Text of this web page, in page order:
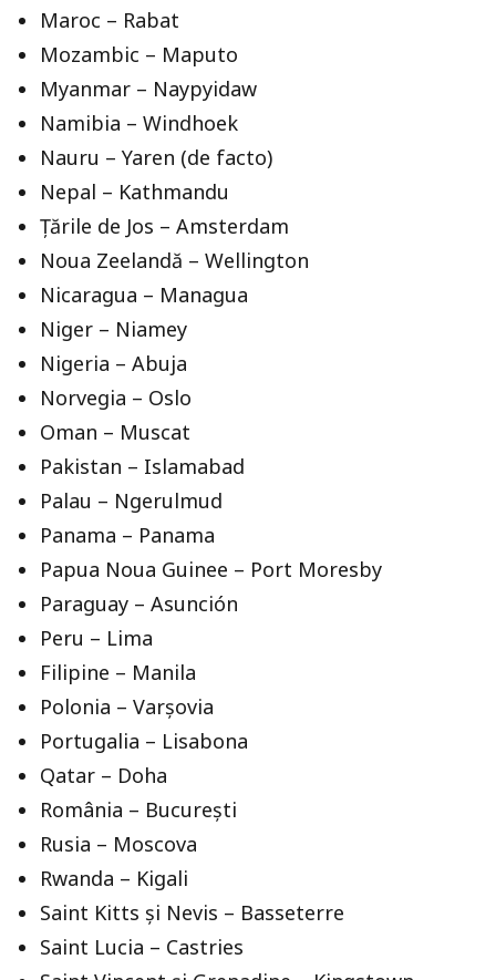
Maroc – Rabat
Mozambic – Maputo
Myanmar – Naypyidaw
Namibia – Windhoek
Nauru – Yaren (de facto)
Nepal – Kathmandu
Țările de Jos – Amsterdam
Noua Zeelandă – Wellington
Nicaragua – Managua
Niger – Niamey
Nigeria – Abuja
Norvegia – Oslo
Oman – Muscat
Pakistan – Islamabad
Palau – Ngerulmud
Panama – Panama
Papua Noua Guinee – Port Moresby
Paraguay – Asunción
Peru – Lima
Filipine – Manila
Polonia – Varșovia
Portugalia – Lisabona
Qatar – Doha
România – București
Rusia – Moscova
Rwanda – Kigali
Saint Kitts și Nevis – Basseterre
Saint Lucia – Castries